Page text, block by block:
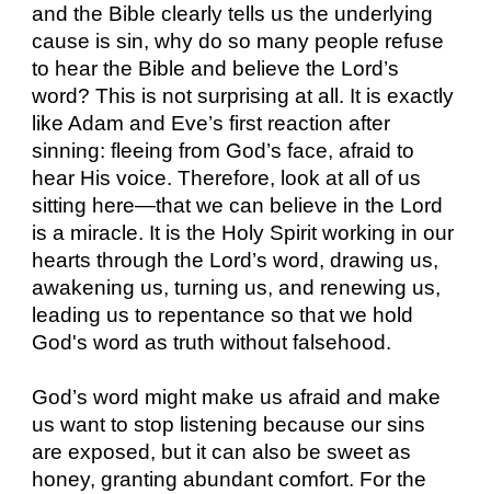
and the Bible clearly tells us the underlying
cause is sin, why do so many people refuse
to hear the Bible and believe the Lord’s
word? This is not surprising at all. It is exactly
like Adam and Eve’s first reaction after
sinning: fleeing from God’s face, afraid to
hear His voice. Therefore, look at all of us
sitting here—that we can believe in the Lord
is a miracle. It is the Holy Spirit working in our
hearts through the Lord’s word, drawing us,
awakening us, turning us, and renewing us,
leading us to repentance so that we hold
God's word as truth without falsehood.
God’s word might make us afraid and make
us want to stop listening because our sins
are exposed, but it can also be sweet as
honey, granting abundant comfort. For the